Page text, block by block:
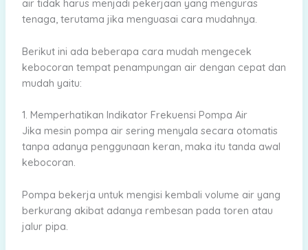
air tidak harus menjadi pekerjaan yang menguras
tenaga, terutama jika menguasai cara mudahnya.
Berikut ini ada beberapa cara mudah mengecek
kebocoran tempat penampungan air dengan cepat dan
mudah yaitu:
1. Memperhatikan Indikator Frekuensi Pompa Air
Jika mesin pompa air sering menyala secara otomatis
tanpa adanya penggunaan keran, maka itu tanda awal
kebocoran.
Pompa bekerja untuk mengisi kembali volume air yang
berkurang akibat adanya rembesan pada toren atau
jalur pipa.